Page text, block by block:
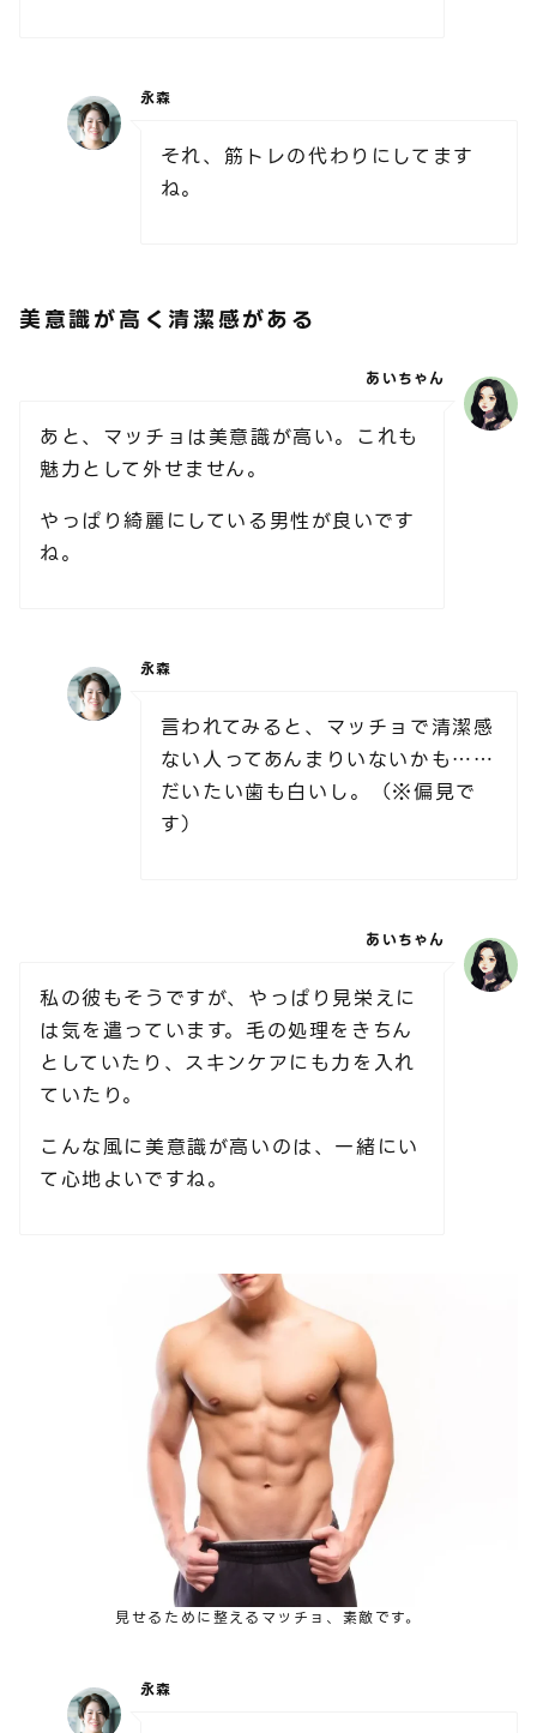
永森
それ、筋トレの代わりにしてます
ね。
美意識が高く清潔感がある
あいちゃん
あと、マッチョは美意識が高い。これも
魅力として外せません。
やっぱり綺麗にしている男性が良いです
ね。
永森
言われてみると、マッチョで清潔感
ない人ってあんまりいないかも……
だいたい歯も白いし。（※偏見で
す）
あいちゃん
私の彼もそうですが、やっぱり見栄えに
は気を遣っています。毛の処理をきちん
としていたり、スキンケアにも力を入れ
ていたり。
こんな風に美意識が高いのは、一緒にい
て心地よいですね。
見せるために整えるマッチョ、素敵です。
永森